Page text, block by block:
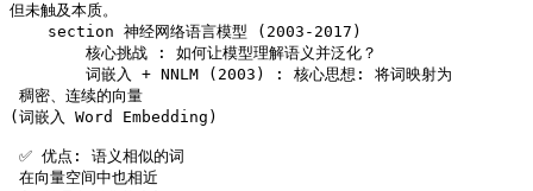
但未触及本质。
    section 神经网络语言模型 (2003-2017)
        核心挑战 : 如何让模型理解语义并泛化？
        词嵌入 + NNLM (2003) : 核心思想: 将词映射为
稠密、连续的向量
(词嵌入 Word Embedding)
✅ 优点: 语义相似的词
在向量空间中也相近